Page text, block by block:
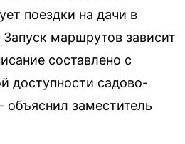
поездки на дачи в
маршрутов зависит
составлено с
доступности садово-
заместитель